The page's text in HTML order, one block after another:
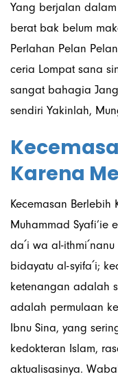
Yang berjalan
berat bak belum
Perlahan Pelan
ceria Lompat sana
sangat bahagia
sendiri Yakinlah,
Karena
Kecemasan
Muhammad Syafi’ie
da՛i wa al-
bidayatu al-syifa՛i;
ketenangan adalah
adalah permulaan
Ibnu Sina, yang
kedokteran Islam,
aktualisasinya.